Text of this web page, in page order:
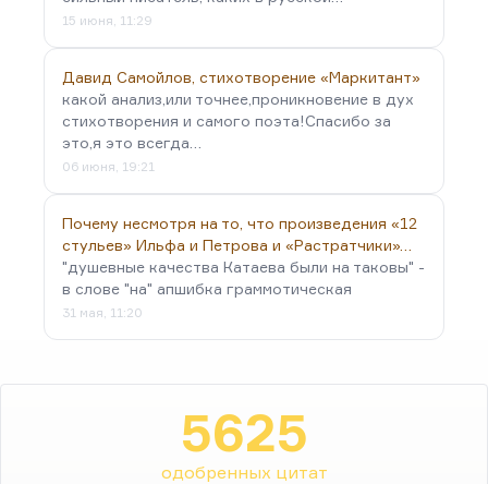
15 июня, 11:29
Давид Самойлов, стихотворение «Маркитант»
какой анализ,или точнее,проникновение в дух
стихотворения и самого поэта!Спасибо за
это,я это всегда…
06 июня, 19:21
Почему несмотря на то, что произведения «12
стульев» Ильфа и Петрова и «Растратчики»…
"душевные качества Катаева были на таковы" -
в слове "на" апшибка граммотическая
31 мая, 11:20
5625
одобренных цитат